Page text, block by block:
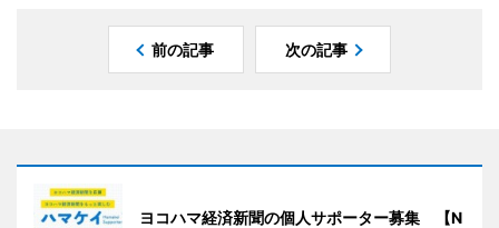
前の記事 次の記事
ヨコハマ経済新聞の個人サポーター募集 【N